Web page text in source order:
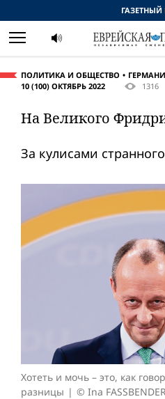
ПОЛИТИКА И ОБЩЕСТВО
10 (100) ОКТЯБРЬ 2022
1316
На Великого
За кулисами
Хотеть и мочь – это, как
разницы
© Ina
ГАЗЕТНЫЙ